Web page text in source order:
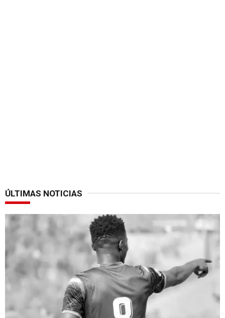
ÚLTIMAS NOTICIAS